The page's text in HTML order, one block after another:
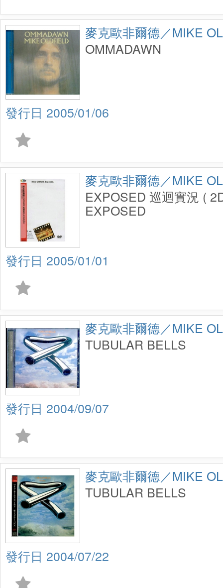
麥克歐非爾德／MIKE
OMMADAWN
2005/01/06
麥克歐非爾德／MIKE
EXPOSED 巡迴實況 (
EXPOSED
2005/01/01
麥克歐非爾德／MIKE
TUBULAR BELLS
2004/09/07
麥克歐非爾德／MIKE
TUBULAR BELLS
2004/07/22